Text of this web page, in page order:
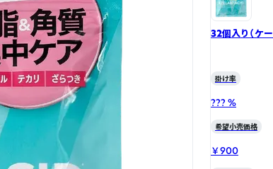
32個入り（ケー
掛け率
??? %
希望小売価格
￥900